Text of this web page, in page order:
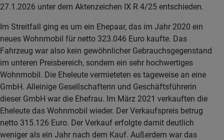
27.1.2026 unter dem Aktenzeichen IX R 4/25 entschieden.
Im Streitfall ging es um ein Ehepaar, das im Jahr 2020 ein
neues Wohnmobil für netto 323.046 Euro kaufte. Das
Fahrzeug war also kein gewöhnlicher Gebrauchsgegenstand
im unteren Preisbereich, sondern ein sehr hochwertiges
Wohnmobil. Die Eheleute vermieteten es tageweise an eine
GmbH. Alleinige Gesellschafterin und Geschäftsführerin
dieser GmbH war die Ehefrau. Im März 2021 verkauften die
Eheleute das Wohnmobil wieder. Der Verkaufspreis betrug
netto 315.126 Euro. Der Verkauf erfolgte damit deutlich
weniger als ein Jahr nach dem Kauf. Außerdem war das